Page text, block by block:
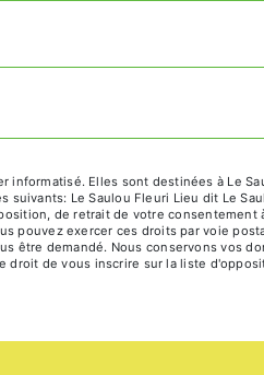
Elles sont destinées à Le
Le Saulou Fleuri Lieu dit Le
de retrait de votre
pouvez exercer ces droits par voie
être demandé. Nous conservons vos
de vous inscrire sur la liste